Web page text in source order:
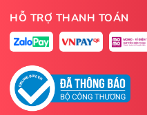
HỖ TRỢ THANH TOÁN